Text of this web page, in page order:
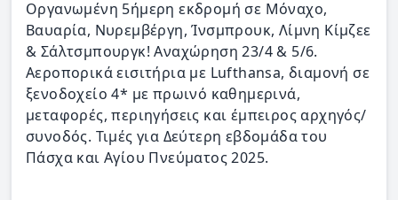
Οργανωμένη 5ήμερη εκδρομή σε Μόναχο,
Βαυαρία, Νυρεμβέργη, Ίνσμπρουκ, Λίμνη Κίμζεε
& Σάλτσμπουργκ! Αναχώρηση 23/4 & 5/6.
Αεροπορικά εισιτήρια με Lufthansa, διαμονή σε
ξενοδοχείο 4* με πρωινό καθημερινά,
μεταφορές, περιηγήσεις και έμπειρος αρχηγός/
συνοδός. Τιμές για Δεύτερη εβδομάδα του
Πάσχα και Αγίου Πνεύματος 2025.